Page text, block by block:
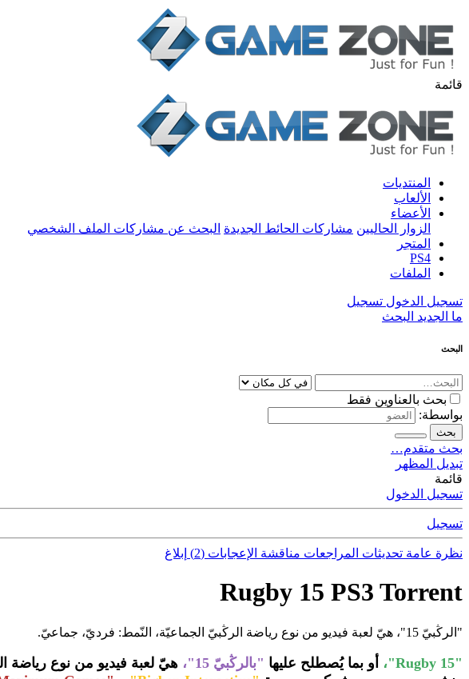
قائمة
المنتديات
الألعاب
الأعضاء
الزوار الحاليين مشاركات الحائط الجديدة البحث عن مشاركات الملف الشخصي
المتجر
PS4
الملفات
تسجيل الدخول تسجيل
ما الجديد البحث
البحث
بحث بالعناوين فقط
بواسطة:
بحث
بحث متقدم…
تبديل المظهر
قائمة
تسجيل الدخول
تسجيل
نظرة عامة تحديثات المراجعات مناقشة الإعجابات (2) إبلاغ
Rugby 15 PS3 Torrent
"الرڭبيّ 15"، هيّ لعبة فيديو من نوع رياضة الرڭبيّ الجماعيّة، النّمط: فرديّ، جماعيّ.
"Rugby 15"، أو بما يُصطلح عليها "بالرڭبيّ 15"، هيّ لعبة فيديو من نوع رياضة